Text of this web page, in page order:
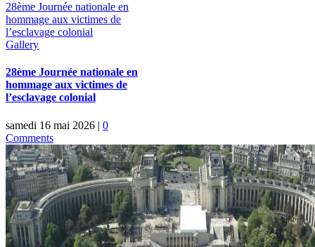
28ème Journée nationale en
hommage aux victimes de
l’esclavage colonial
Gallery
28ème Journée nationale en
hommage aux victimes de
l’esclavage colonial
samedi 16 mai 2026 | 0
Comments